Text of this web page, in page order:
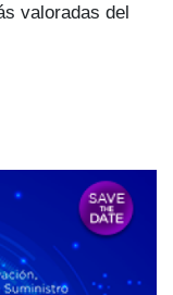
valoradas del